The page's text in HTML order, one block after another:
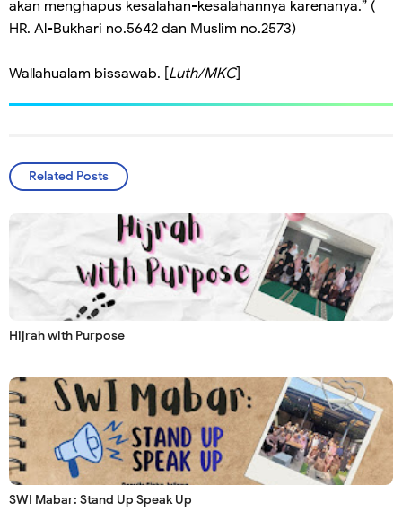
akan menghapus kesalahan-kesalahannya karenanya.” (
HR. Al-Bukhari no.5642 dan Muslim no.2573)
Wallahualam bissawab. [Luth/MKC]
Related Posts
Hijrah with Purpose
SWI Mabar: Stand Up Speak Up